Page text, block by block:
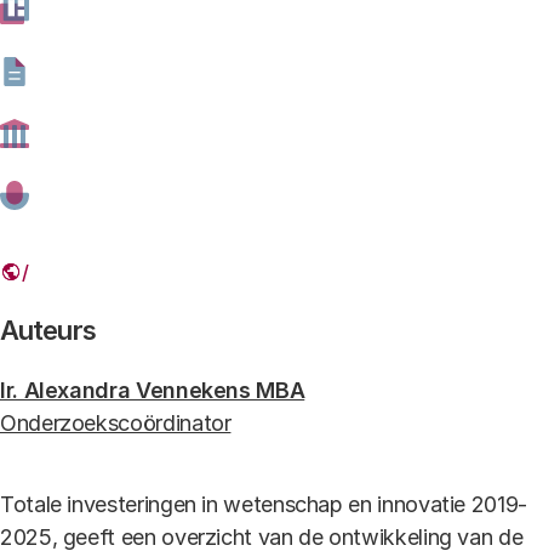
bestand type
pdf -
Onderliggende data
bestand type
xlsx -
Foto Rob Voss/ANP
Totale investeringen in wetenschap en innovatie 2019-
2025, geeft een overzicht van de ontwikkeling van de
Auteurs
Ir. Alexandra Vennekens MBA
Onderzoekscoördinator